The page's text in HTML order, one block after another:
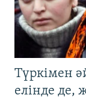
Түркімен
елінде де,